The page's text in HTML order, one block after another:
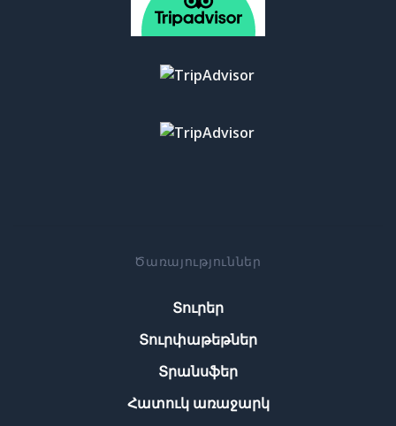
Ծառայություններ
Տուրեր
Տուրփաթեթներ
Տրանսֆեր
Հատուկ առաջարկ